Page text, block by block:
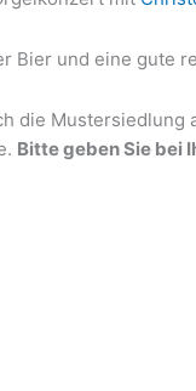
Bier und eine gute
die Mustersiedlung
Bitte geben Sie bei